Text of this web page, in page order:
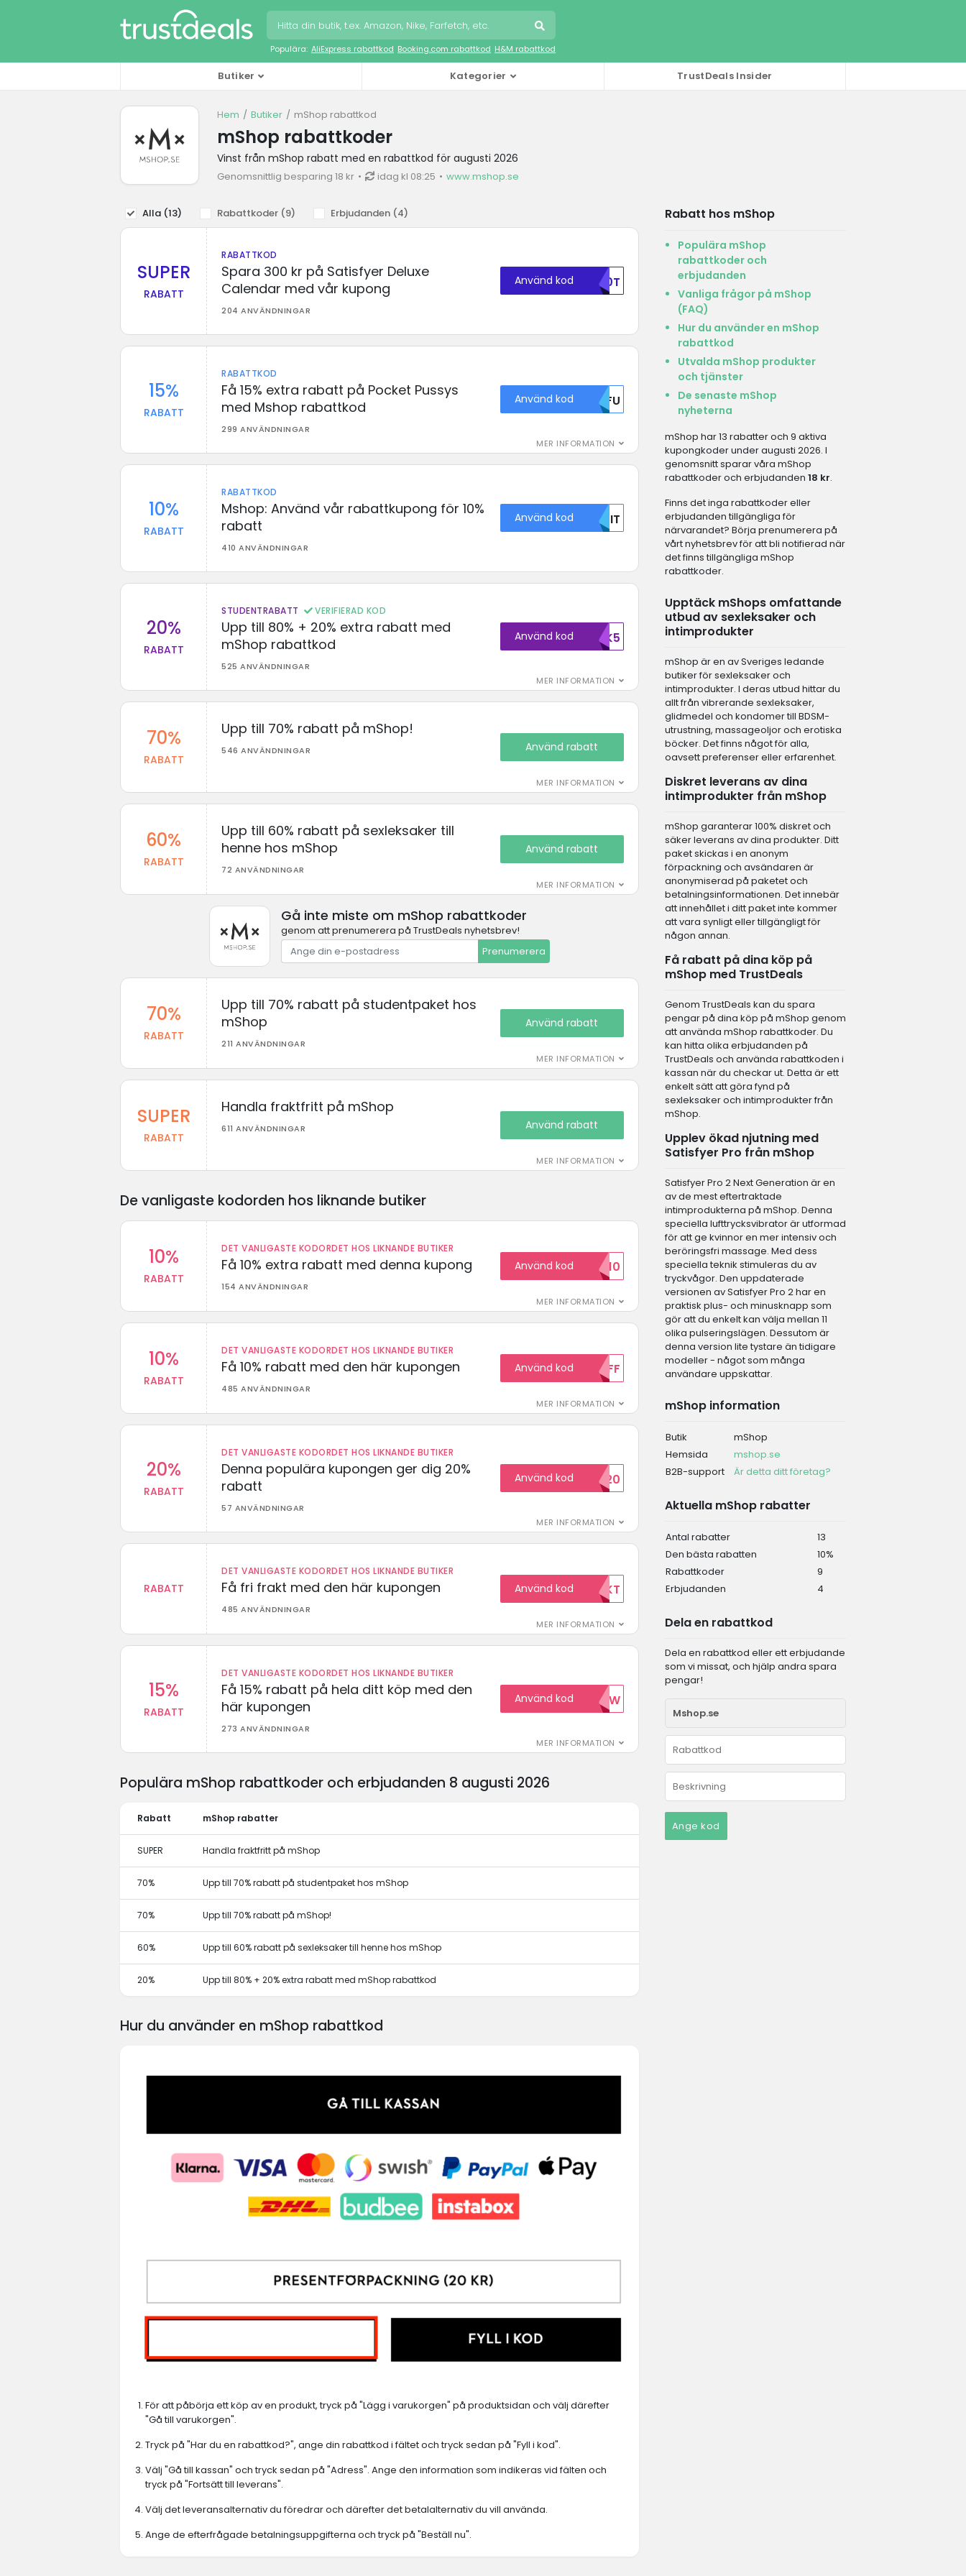
Populära: AliExpress rabattkod Booking.com rabattkod H&M rabattkod
Butiker Kategorier TrustDeals Insider
Hem Butiker mShop rabattkod
mShop rabattkoder
Vinst från mShop rabatt med en rabattkod för augusti 2026
Genomsnittlig besparing 18 kr idag kl 08:25 www.mshop.se
Alla (13) Rabattkoder (9) Erbjudanden (4)
SUPER
RABATT
RABATTKOD
Spara 300 kr på Satisfyer Deluxe
Calendar med vår kupong
204 ANVÄNDNINGAR
Använd kod RU0T
15%
RABATT
RABATTKOD
Få 15% extra rabatt på Pocket Pussys
med Mshop rabattkod
299 ANVÄNDNINGAR
MER INFORMATION
Använd kod NTFU
10%
RABATT
RABATTKOD
Mshop: Använd vår rabattkupong för 10%
rabatt
410 ANVÄNDNINGAR
Använd kod NDIT
20%
RABATT
STUDENTRABATT VERIFIERAD KOD
Upp till 80% + 20% extra rabatt med
mShop rabattkod
525 ANVÄNDNINGAR
MER INFORMATION
Använd kod43621OTK5
70%
RABATT
Upp till 70% rabatt på mShop!
546 ANVÄNDNINGAR
MER INFORMATION
Använd rabatt
60%
RABATT
Upp till 60% rabatt på sexleksaker till
henne hos mShop
72 ANVÄNDNINGAR
MER INFORMATION
Använd rabatt
Gå inte miste om mShop rabattkoder
genom att prenumerera på TrustDeals nyhetsbrev!
Prenumerera
70%
RABATT
Upp till 70% rabatt på studentpaket hos
mShop
211 ANVÄNDNINGAR
MER INFORMATION
Använd rabatt
SUPER
RABATT
Handla fraktfritt på mShop
611 ANVÄNDNINGAR
MER INFORMATION
Använd rabatt
De vanligaste kodorden hos liknande butiker
10%
RABATT
DET VANLIGASTE KODORDET HOS LIKNANDE BUTIKER
Få 10% extra rabatt med denna kupong
154 ANVÄNDNINGAR
MER INFORMATION
Använd kod
VILKOMMEN10
10%
RABATT
DET VANLIGASTE KODORDET HOS LIKNANDE BUTIKER
Få 10% rabatt med den här kupongen
485 ANVÄNDNINGAR
MER INFORMATION
Använd kod 10OFF
20%
RABATT
DET VANLIGASTE KODORDET HOS LIKNANDE BUTIKER
Denna populära kupongen ger dig 20%
rabatt
57 ANVÄNDNINGAR
MER INFORMATION
Använd kodHELLO20
RABATT
DET VANLIGASTE KODORDET HOS LIKNANDE BUTIKER
Få fri frakt med den här kupongen
485 ANVÄNDNINGAR
MER INFORMATION
Använd kodFRIFRAKT
15%
RABATT
DET VANLIGASTE KODORDET HOS LIKNANDE BUTIKER
Få 15% rabatt på hela ditt köp med den
här kupongen
273 ANVÄNDNINGAR
MER INFORMATION
Använd kod 15NOW
Rabatt hos mShop
Populära mShop
rabattkoder och
erbjudanden
Vanliga frågor på mShop
(FAQ)
Hur du använder en mShop
rabattkod
Utvalda mShop produkter
och tjänster
De senaste mShop
nyheterna
mShop har 13 rabatter och 9 aktiva
kupongkoder under augusti 2026. I
genomsnitt sparar våra mShop
rabattkoder och erbjudanden 18 kr.
Finns det inga rabattkoder eller
erbjudanden tillgängliga för
närvarandet? Börja prenumerera på
vårt nyhetsbrev för att bli notifierad när
det finns tillgängliga mShop
rabattkoder.
Upptäck mShops omfattande
utbud av sexleksaker och
intimprodukter
mShop är en av Sveriges ledande
butiker för sexleksaker och
intimprodukter. I deras utbud hittar du
allt från vibrerande sexleksaker,
glidmedel och kondomer till BDSM-
utrustning, massageoljor och erotiska
böcker. Det finns något för alla,
oavsett preferenser eller erfarenhet.
Diskret leverans av dina
intimprodukter från mShop
mShop garanterar 100% diskret och
säker leverans av dina produkter. Ditt
paket skickas i en anonym
förpackning och avsändaren är
anonymiserad på paketet och
betalningsinformationen. Det innebär
att innehållet i ditt paket inte kommer
att vara synligt eller tillgängligt för
någon annan.
Få rabatt på dina köp på
mShop med TrustDeals
Genom TrustDeals kan du spara
pengar på dina köp på mShop genom
att använda mShop rabattkoder. Du
kan hitta olika erbjudanden på
TrustDeals och använda rabattkoden i
kassan när du checkar ut. Detta är ett
enkelt sätt att göra fynd på
sexleksaker och intimprodukter från
mShop.
Upplev ökad njutning med
Satisfyer Pro från mShop
Satisfyer Pro 2 Next Generation är en
av de mest eftertraktade
intimprodukterna på mShop. Denna
speciella lufttrycksvibrator är utformad
för att ge kvinnor en mer intensiv och
beröringsfri massage. Med dess
speciella teknik stimuleras du av
tryckvågor. Den uppdaterade
versionen av Satisfyer Pro 2 har en
praktisk plus- och minusknapp som
gör att du enkelt kan välja mellan 11
olika pulseringslägen. Dessutom är
denna version lite tystare än tidigare
modeller - något som många
användare uppskattar.
mShop information
Butik
mShop
Hemsida
mshop.se
B2B-support
Är detta ditt företag?
Aktuella mShop rabatter
Antal rabatter
13
Den bästa rabatten
10%
Rabattkoder
9
Erbjudanden
4
Dela en rabattkod
Dela en rabattkod eller ett erbjudande
som vi missat, och hjälp andra spara
pengar!
Ange kod
Populära mShop rabattkoder och erbjudanden 8 augusti 2026
Rabatt mShop rabatter
SUPER Handla fraktfritt på mShop
70% Upp till 70% rabatt på studentpaket hos mShop
70% Upp till 70% rabatt på mShop!
60% Upp till 60% rabatt på sexleksaker till henne hos mShop
20% Upp till 80% + 20% extra rabatt med mShop rabattkod
Hur du använder en mShop rabattkod
För att påbörja ett köp av en produkt, tryck på "Lägg i varukorgen" på produktsidan och välj därefter
"Gå till varukorgen".
Tryck på "Har du en rabattkod?", ange din rabattkod i fältet och tryck sedan på "Fyll i kod".
Välj "Gå till kassan" och tryck sedan på "Adress". Ange den information som indikeras vid fälten och
tryck på "Fortsätt till leverans".
Välj det leveransalternativ du föredrar och därefter det betalalternativ du vill använda.
Ange de efterfrågade betalningsuppgifterna och tryck på "Beställ nu".